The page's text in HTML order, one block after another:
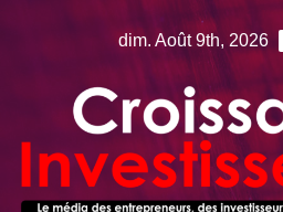
dim. Août 9th, 2026